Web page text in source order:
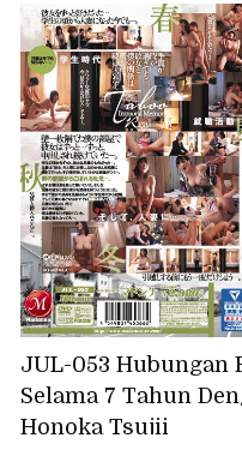
JUL-053 Hubungan
Selama 7 Tahun
Honoka Tsujii